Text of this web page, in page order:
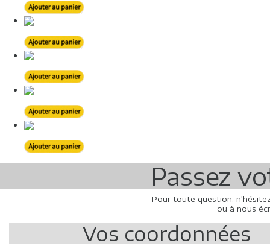
Passez
Pour toute question,
ou à nous
Vos coordonnées